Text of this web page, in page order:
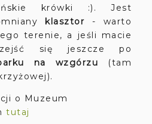
krówki :). Jest
klasztor - warto
terenie, a jeśli macie
się jeszcze po
na wzgórzu (tam
o Muzeum
tutaj